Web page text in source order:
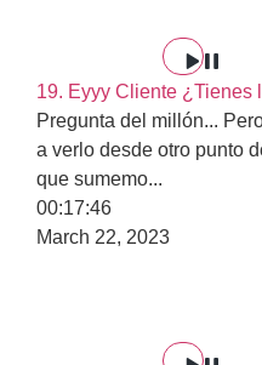
19. Eyyy Cliente ¿Tienes
Pregunta del millón...
a verlo desde otro punto
que sumemo...
00:17:46
March 22, 2023